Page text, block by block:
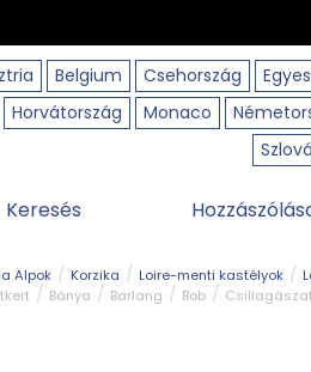
Belgium Csehország
Horvátország Monaco
Keresés
Alpok Korzika Loire-menti kastélyok
Bánya Barlang Bob